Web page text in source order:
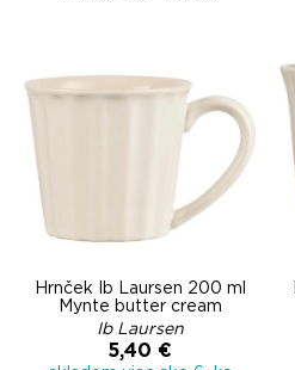
Hrnček Ib Laursen 200 ml
Mynte butter cream
Ib Laursen
5,40 €